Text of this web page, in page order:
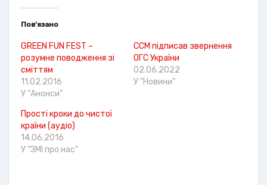
Пов’язано
GREEN FUN FEST –
розумне поводження зі
сміттям
11.02.2016
У "Анонси"
ССМ підписав звернення
ОГС України
02.06.2022
У "Новини"
Прості кроки до чистої
країни (аудіо)
14.06.2016
У "ЗМІ про нас"